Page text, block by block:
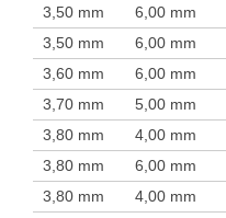
3,50 mm 6,00 mm
3,50 mm
6,00 mm
3,60 mm
6,00 mm
3,70 mm
5,00 mm
3,80 mm
4,00 mm
3,80 mm
6,00 mm
3,80 mm
4,00 mm